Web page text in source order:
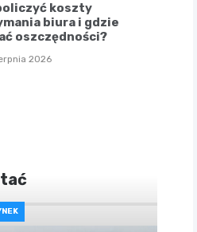
koszty
biura i gdzie
oszczędności?
2026